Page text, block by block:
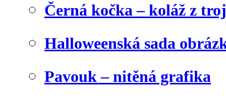
Černá kočka – koláž z
Halloweenská sada
Pavouk – nitěná grafika